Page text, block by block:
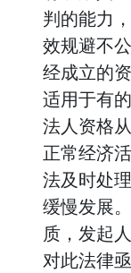
判的能力
效规避不
经成立的
适用于有
法人资格
正常经济
法及时处
缓慢发展
质，发起
对此法律